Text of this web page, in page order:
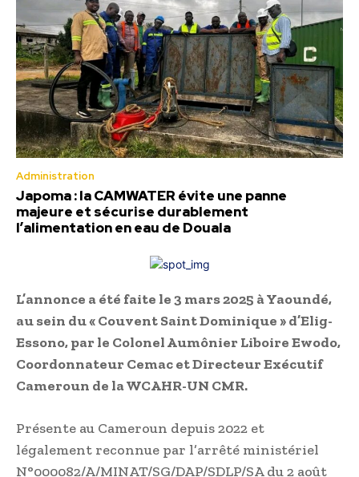
Administration
Japoma : la CAMWATER évite une panne
majeure et sécurise durablement
l’alimentation en eau de Douala
L’annonce a été faite le 3 mars 2025 à Yaoundé,
au sein du « Couvent Saint Dominique » d’Elig-
Essono, par le Colonel Aumônier Liboire Ewodo,
Coordonnateur Cemac et Directeur Exécutif
Cameroun de la WCAHR-UN CMR.
Présente au Cameroun depuis 2022 et
légalement reconnue par l’arrêté ministériel
N°000082/A/MINAT/SG/DAP/SDLP/SA du 2 août